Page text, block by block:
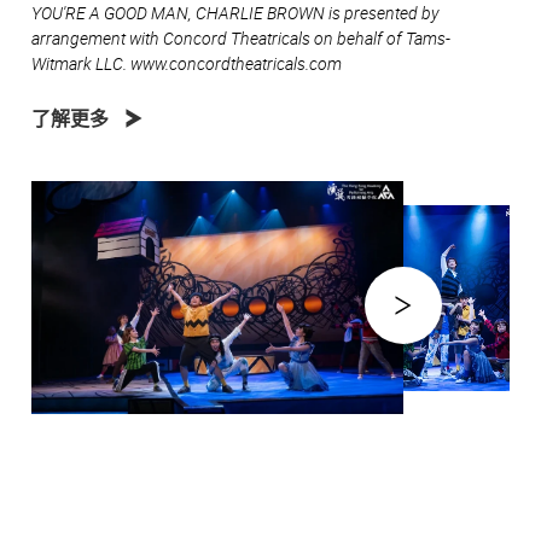
YOU'RE A GOOD MAN, CHARLIE BROWN is presented by
arrangement with Concord Theatricals on behalf of Tams-
Witmark LLC. www.concordtheatricals.com
了解更多